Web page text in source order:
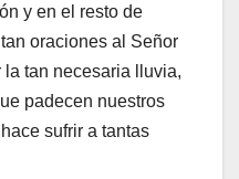
y en el resto de
oraciones al Señor
tan necesaria lluvia,
padecen nuestros
sufrir a tantas